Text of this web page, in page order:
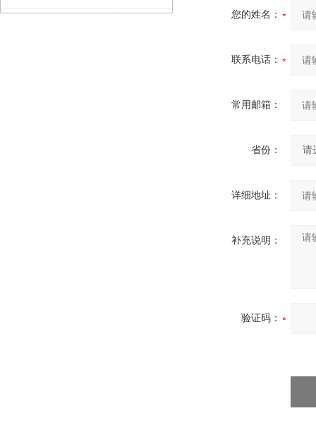
您的姓名：
联系电话：
常用邮箱：
省份：
详细地址：
补充说明：
验证码：